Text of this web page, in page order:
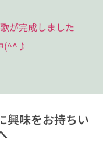
が完成しました
(^^♪
興味をお持ちい